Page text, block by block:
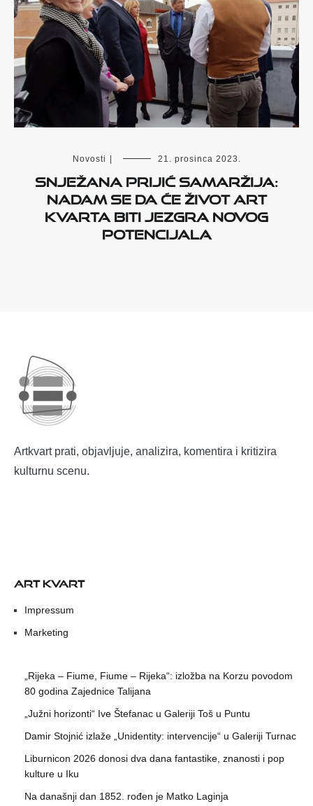
Novosti 21. prosinca 2023.
Snježana Prijić Samaržija:
Nadam se da će život Art
kvarta biti jezgra novog
potencijala
Artkvart prati, objavljuje, analizira, komentira i kritizira
kulturnu scenu.
ART KVART
Impressum
Marketing
„Rijeka – Fiume, Fiume – Rijeka“: izložba na Korzu povodom
80 godina Zajednice Talijana
„Južni horizonti“ Ive Štefanac u Galeriji Toš u Puntu
Damir Stojnić izlaže „Unidentity: intervencije“ u Galeriji Turnac
Liburnicon 2026 donosi dva dana fantastike, znanosti i pop
kulture u Iku
Na današnji dan 1852. rođen je Matko Laginja